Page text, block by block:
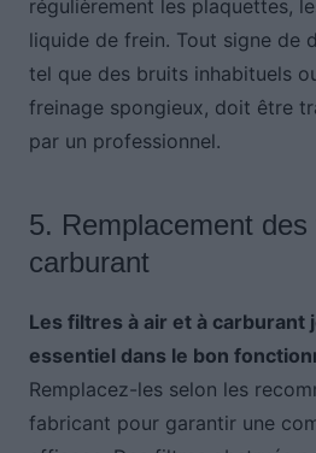
régulièrement les plaquettes,
liquide de frein. Tout signe de
tel que des bruits inhabituels
freinage spongieux, doit être
par un professionnel.
5. Remplacement
carburant
Les filtres à air et à carburant
essentiel dans le bon
Remplacez-les selon les
fabricant pour garantir une